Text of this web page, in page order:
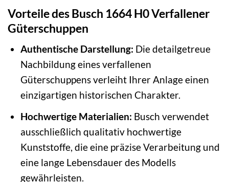
Vorteile des Busch 1664 H0 Verfallener
Güterschuppen
Authentische Darstellung: Die detailgetreue
Nachbildung eines verfallenen
Güterschuppens verleiht Ihrer Anlage einen
einzigartigen historischen Charakter.
Hochwertige Materialien: Busch verwendet
ausschließlich qualitativ hochwertige
Kunststoffe, die eine präzise Verarbeitung und
eine lange Lebensdauer des Modells
gewährleisten.